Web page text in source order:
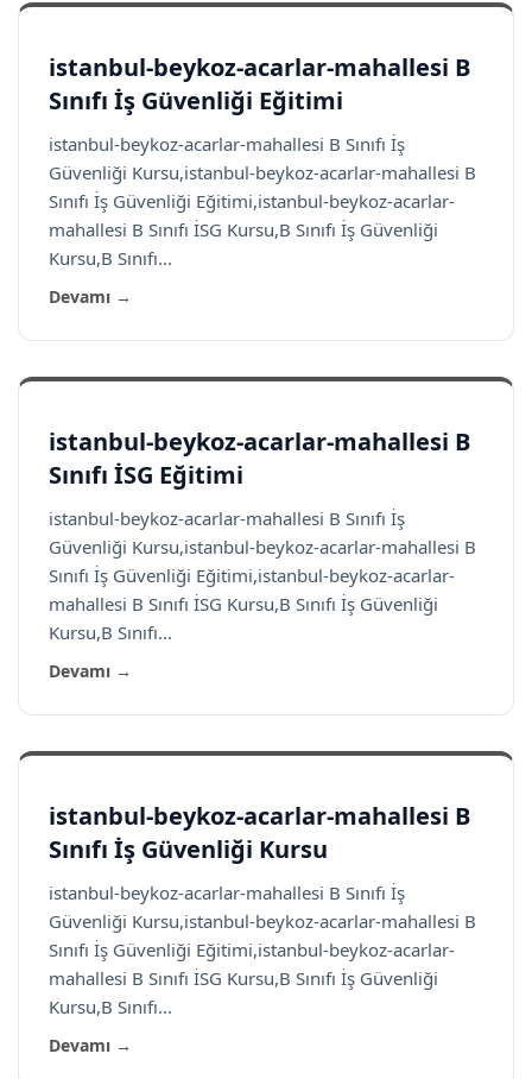
istanbul-beykoz-acarlar-mahallesi B
Sınıfı İş Güvenliği Eğitimi
istanbul-beykoz-acarlar-mahallesi B Sınıfı İş
Güvenliği Kursu,istanbul-beykoz-acarlar-mahallesi B
Sınıfı İş Güvenliği Eğitimi,istanbul-beykoz-acarlar-
mahallesi B Sınıfı İSG Kursu,B Sınıfı İş Güvenliği
Kursu,B Sınıfı...
Devamı →
istanbul-beykoz-acarlar-mahallesi B
Sınıfı İSG Eğitimi
istanbul-beykoz-acarlar-mahallesi B Sınıfı İş
Güvenliği Kursu,istanbul-beykoz-acarlar-mahallesi B
Sınıfı İş Güvenliği Eğitimi,istanbul-beykoz-acarlar-
mahallesi B Sınıfı İSG Kursu,B Sınıfı İş Güvenliği
Kursu,B Sınıfı...
Devamı →
istanbul-beykoz-acarlar-mahallesi B
Sınıfı İş Güvenliği Kursu
istanbul-beykoz-acarlar-mahallesi B Sınıfı İş
Güvenliği Kursu,istanbul-beykoz-acarlar-mahallesi B
Sınıfı İş Güvenliği Eğitimi,istanbul-beykoz-acarlar-
mahallesi B Sınıfı İSG Kursu,B Sınıfı İş Güvenliği
Kursu,B Sınıfı...
Devamı →